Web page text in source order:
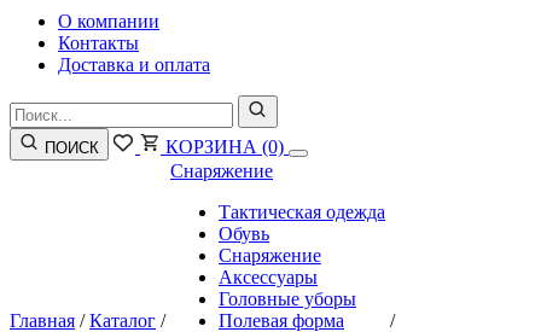
О компании
Контакты
Доставка и оплата
ПОИСК КОРЗИНА (0)
Главная /Каталог /
Снаряжение
Тактическая одежда
Обувь
Снаряжение
Аксессуары
Головные уборы
Полевая форма
/